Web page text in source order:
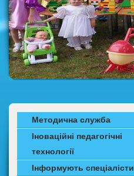
Методична служба
Іноваційні педагогічні
технології
Інформують спеціалісти